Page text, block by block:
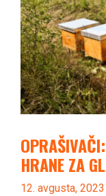
HRANE ZA
12. avgusta, 2023